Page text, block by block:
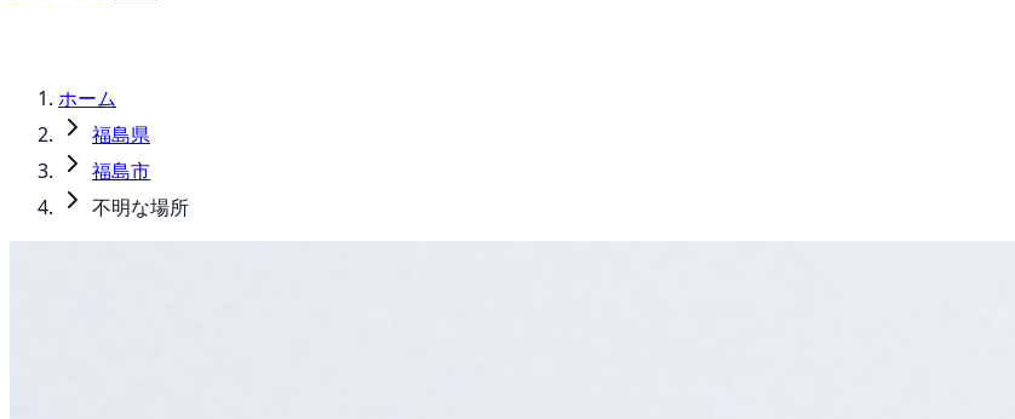
ホーム
福島県
福島市
不明な場所